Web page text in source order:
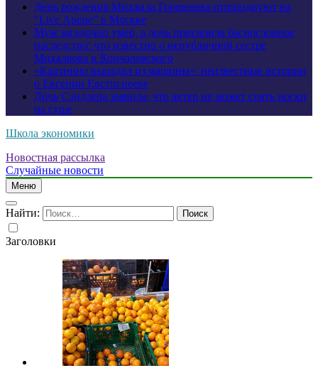
День рождения Михаила Горшенева отпразднуют на
“Live Арене” в Москве
Муж загадочно умер, а дочь присвоила баснословное
наследство: что известно о непубличной сестре
Михалкова и Кончаловского
«Картинно выпадал из машины»: неизвестные истории
о Евгении Евстигнееве
Дочь Сэндлера заявила, что актер не может снять носки
на суше
Школа экономики
Новостная рассылка
Случайные новости
Меню
Найти:
Заголовки